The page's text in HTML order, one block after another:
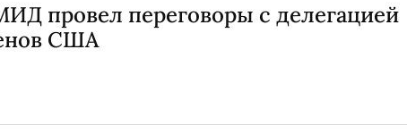
провел переговоры с делегацией
США